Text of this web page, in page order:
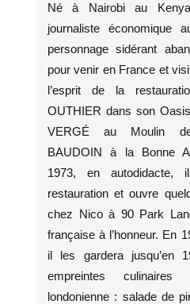
Né à Nairobi au
journaliste économique
personnage sidérant
pour venir en France et
l’esprit de la
OUTHIER dans son
VERGÉ au Moulin
BAUDOIN à la Bonne
1973, en
restauration et ouvre
chez Nico à 90 Park
française à l’honneur. En
il les gardera jusqu’en
empreintes
londonienne : salade de